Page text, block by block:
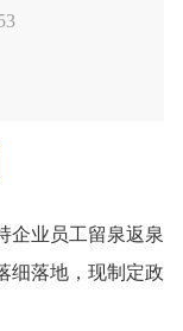
业员工留泉返泉
细落地，现制定政